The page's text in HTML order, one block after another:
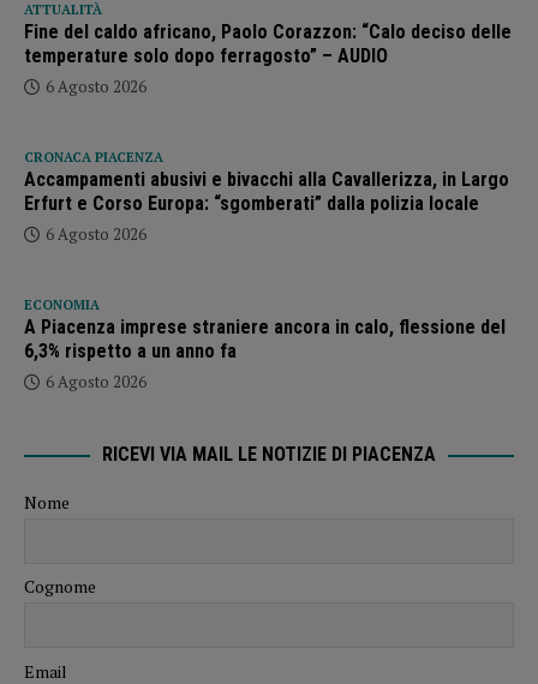
ATTUALITÀ
Fine del caldo africano, Paolo Corazzon: “Calo deciso delle
temperature solo dopo ferragosto” – AUDIO
6 Agosto 2026
CRONACA PIACENZA
Accampamenti abusivi e bivacchi alla Cavallerizza, in Largo
Erfurt e Corso Europa: “sgomberati” dalla polizia locale
6 Agosto 2026
ECONOMIA
A Piacenza imprese straniere ancora in calo, flessione del
6,3% rispetto a un anno fa
6 Agosto 2026
RICEVI VIA MAIL LE NOTIZIE DI PIACENZA
Nome
Cognome
Email